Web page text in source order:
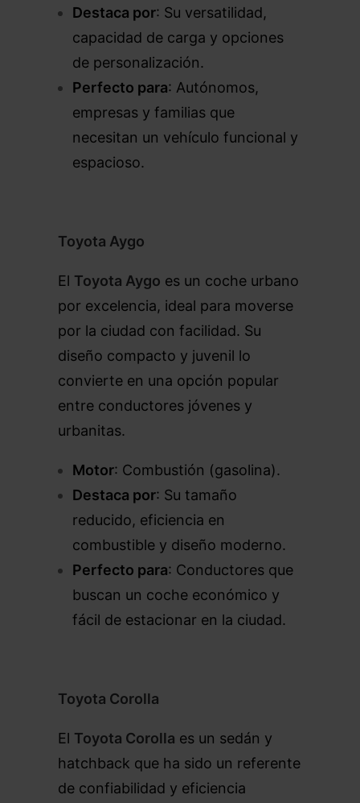
Destaca por: Su versatilidad,
capacidad de carga y opciones
de personalización.
Perfecto para: Autónomos,
empresas y familias que
necesitan un vehículo funcional y
espacioso.
Toyota Aygo
El Toyota Aygo es un coche urbano
por excelencia, ideal para moverse
por la ciudad con facilidad. Su
diseño compacto y juvenil lo
convierte en una opción popular
entre conductores jóvenes y
urbanitas.
Motor: Combustión (gasolina).
Destaca por: Su tamaño
reducido, eficiencia en
combustible y diseño moderno.
Perfecto para: Conductores que
buscan un coche económico y
fácil de estacionar en la ciudad.
Toyota Corolla
El Toyota Corolla es un sedán y
hatchback que ha sido un referente
de confiabilidad y eficiencia